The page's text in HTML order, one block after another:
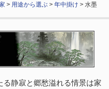
> 用途から選ぶ >年中掛け > 水墨
る静寂と郷愁溢れる情景は家